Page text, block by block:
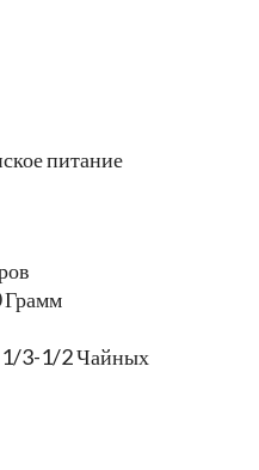
питание
1/3-1/2 Чайных